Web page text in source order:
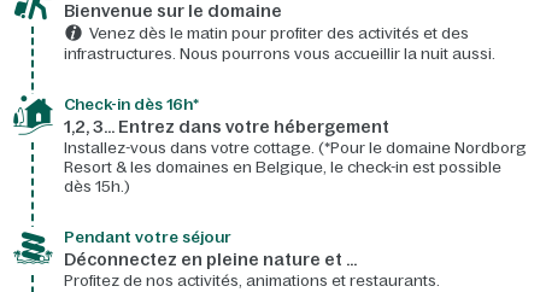
Bienvenue sur le domaine​
Venez dès le matin pour profiter des activités et des
infrastructures. Nous pourrons vous accueillir la nuit aussi.
Check-in dès 16h*​
1,2, 3… Entrez dans votre hébergement
Installez-vous dans votre cottage. (*Pour le domaine Nordborg
Resort & les domaines en Belgique, le check-in est possible
dès 15h.)
Pendant votre séjour
Déconnectez en pleine nature et …
Profitez de nos activités, animations et restaurants.